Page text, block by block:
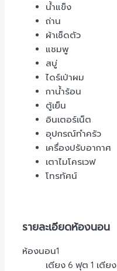
น้ำแข็ง
ถ่าน
ผ้าเช็ดตัว
แชมพู
สบู่
ไดร์เป่าผม
กาน้ำร้อน
ตู้เย็น
อินเตอร์เน็ต
อุปกรณ์ทำครัว
เครื่องปรับอากาศ
เตาไมโครเวฟ
โทรทัศน์
รายละเอียดห้องนอน
ห้องนอน1
เตียง 6 ฟุต 1 เตียง